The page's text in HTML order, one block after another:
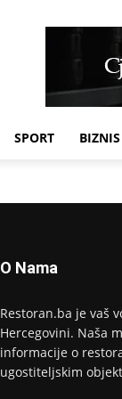
SPORT BIZNIS
O Nama
Restoran.ba je vaš
Hercegovini. Naša
informacije o
ugostiteljskim